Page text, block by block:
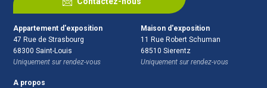
Appartement d'exposition
47 Rue de Strasbourg
68300 Saint-Louis
Uniquement sur rendez-vous
Maison d'exposition
11 Rue Robert Schuman
68510 Sierentz
Uniquement sur rendez-vous
A propos